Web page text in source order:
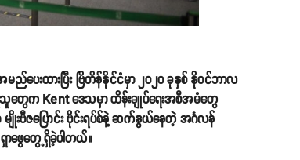
ပေးထားပြီး ဗြိတိန်နိုင်ငံမှာ ၂၀၂၀ ခုနှစ် နိုဝင်ဘာလ
ရှိသူတွေက Kent ဒေသမှာ ထိန်းချုပ်ရေးအစီအမံတွေ
ျိုးဗီဇပြောင်း ဗိုင်းရပ်စ်နဲ့ ဆက်နွယ်နေတဲ့ အင်္ဂလန်
ာဖွေတွေ့ရှိခဲ့ပါတယ်။